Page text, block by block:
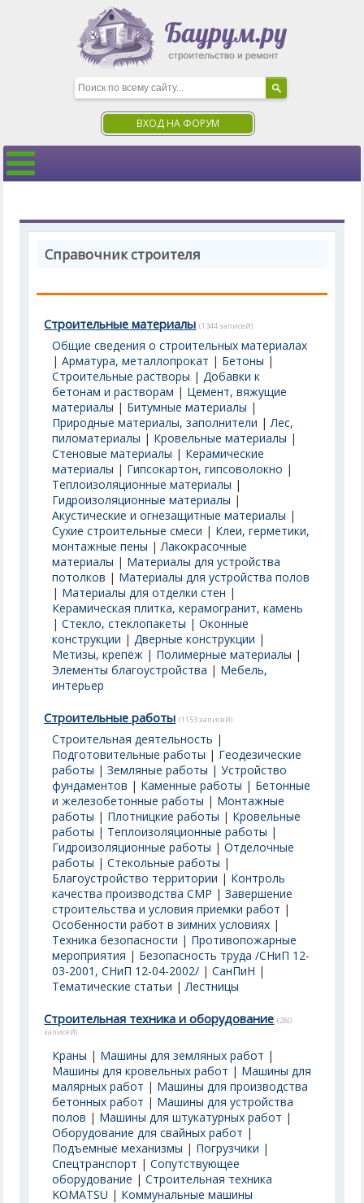
ВХОД НА ФОРУМ
Справочник строителя
Строительные материалы (1344 записей)
Общие сведения о строительных материалах
|Арматура, металлопрокат | Бетоны |
Строительные растворы |Добавки к
бетонам и растворам | Цемент, вяжущие
материалы | Битумные материалы |
Природные материалы, заполнители |Лес,
пиломатериалы | Кровельные материалы |
Стеновые материалы | Керамические
материалы | Гипсокартон, гипсоволокно |
Теплоизоляционные материалы |
Гидроизоляционные материалы |
Акустические и огнезащитные материалы |
Сухие строительные смеси | Клеи, герметики,
монтажные пены |Лакокрасочные
материалы | Материалы для устройства
потолков | Материалы для устройства полов
| Материалы для отделки стен |
Керамическая плитка, керамогранит, камень
|Стекло, стеклопакеты |Оконные
конструкции |Дверные конструкции |
Метизы, крепёж | Полимерные материалы |
Элементы благоустройства | Мебель,
интерьер
Строительные работы (1153 записей)
Строительная деятельность |
Подготовительные работы | Геодезические
работы |Земляные работы |Устройство
фундаментов | Каменные работы | Бетонные
и железобетонные работы | Монтажные
работы | Плотницкие работы | Кровельные
работы | Теплоизоляционные работы |
Гидроизоляционные работы |Отделочные
работы |Стекольные работы |
Благоустройство территории | Контроль
качества производства СМР |Завершение
строительства и условия приемки работ |
Особенности работ в зимних условиях |
Техника безопасности | Противопожарные
мероприятия | Безопасность труда /СНиП 12-
03-2001, СНиП 12-04-2002/ |СанПиН |
Тематические статьи |Лестницы
Строительная техника и оборудование (280
записей)
Краны | Машины для земляных работ |
Машины для кровельных работ | Машины для
малярных работ | Машины для производства
бетонных работ | Машины для устройства
полов | Машины для штукатурных работ |
Оборудование для свайных работ |
Подъемные механизмы | Погрузчики |
Спецтранспорт |Сопутствующее
оборудование |Строительная техника
KOMATSU | Коммунальные машины